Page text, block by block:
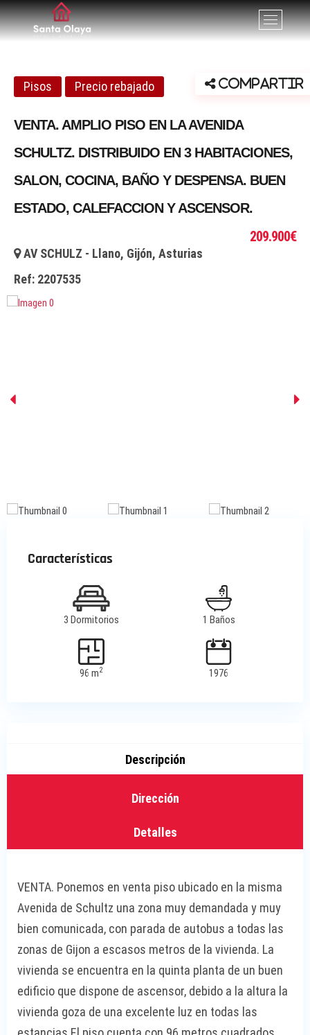
Santa Olaya. Agencia
inmobiliaria en Gijón
SERVICIOS PROFESIONALES INMOBILIARIOS EN GIJÓN,
ASTURIAS
B
o
n
e
ú
Pisos Precio rebajado
VENTA. AMPLIO PISO EN LA AVENIDA
SCHULTZ. DISTRIBUIDO EN 3 HABITACIONES,
SALON, COCINA, BAÑO Y DESPENSA. BUEN
ESTADO, CALEFACCION Y ASCENSOR.
209.900€
AV SCHULZ - Llano, Gijón, Asturias
Ref: 2207535
Compartir
Características
3 Dormitorios 1 Baños
96 m2 1976
Descripción
Dirección
Detalles
VENTA. Ponemos en venta piso ubicado en la misma
Avenida de Schultz una zona muy demandada y muy
bien comunicada, con parada de autobus a todas las
zonas de Gijon a escasos metros de la vivienda. La
vivienda se encuentra en la quinta planta de un buen
edificio que dispone de ascensor, debido a la altura la
vivienda goza de una excelente luz en todas las